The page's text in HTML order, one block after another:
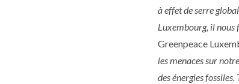
à effet de serre
Luxembourg, il
Greenpeace
les menaces sur
des énergies